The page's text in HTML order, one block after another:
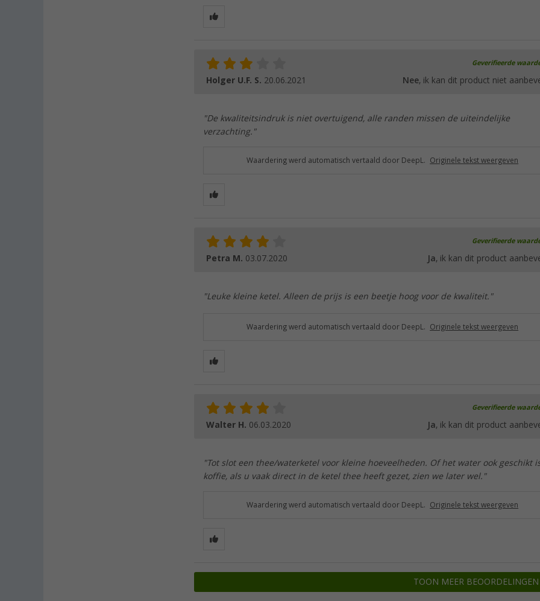
Geverifieerde
Holger U.F. S. 20.06.2021 Nee, ik kan dit product niet
"De kwaliteitsindruk is niet overtuigend, alle randen missen de uiteindelijke
verzachting."
Waardering werd automatisch vertaald door DeepL. Originele tekst weergeven
Geverifieerde
Petra M. 03.07.2020 Ja, ik kan dit product
"Leuke kleine ketel. Alleen de prijs is een beetje hoog voor de kwaliteit."
Waardering werd automatisch vertaald door DeepL. Originele tekst weergeven
Geverifieerde
Walter H. 06.03.2020 Ja, ik kan dit product
"Tot slot een thee/waterketel voor kleine hoeveelheden. Of het water ook geschikt
koffie, als u vaak direct in de ketel thee heeft gezet, zien we later wel."
Waardering werd automatisch vertaald door DeepL. Originele tekst weergeven
TOON MEER BEOORDELINGEN